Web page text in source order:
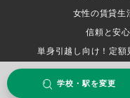
女性の賃貸
信頼と安
単身引越し向け！定
COPYRIGHT (C)
学校・駅を変更